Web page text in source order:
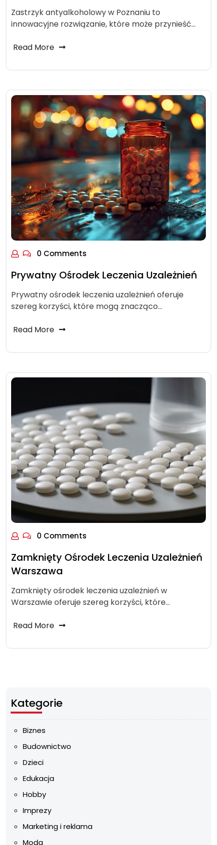
Zastrzyk antyalkoholowy w Poznaniu to
innowacyjne rozwiązanie, które może przynieść…
Read More
0 Comments
Prywatny Ośrodek Leczenia Uzależnień
Prywatny ośrodek leczenia uzależnień oferuje
szereg korzyści, które mogą znacząco…
Read More
0 Comments
Zamknięty Ośrodek Leczenia Uzależnień
Warszawa
Zamknięty ośrodek leczenia uzależnień w
Warszawie oferuje szereg korzyści, które…
Read More
Kategorie
Biznes
Budownictwo
Dzieci
Edukacja
Hobby
Imprezy
Marketing i reklama
Moda